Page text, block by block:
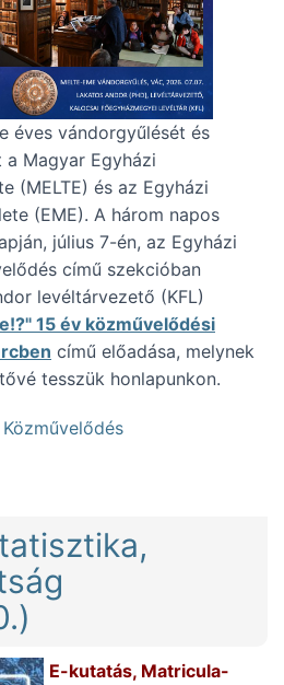
éves vándorgyűlését és
Magyar Egyházi
(MELTE) és az Egyházi
(EME). A három napos
július 7-én, az Egyházi
című szekcióban
levéltárvezető (KFL)
15 év közművelődési
című előadása, melynek
tesszük honlapunkon.
Közművelődés
E-kutatás, Matricula-